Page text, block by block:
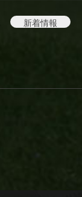
新着情報